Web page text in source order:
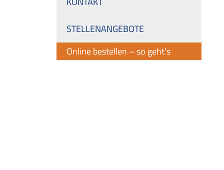
STELLENANGEBOTE
Online bestellen – so geht’s